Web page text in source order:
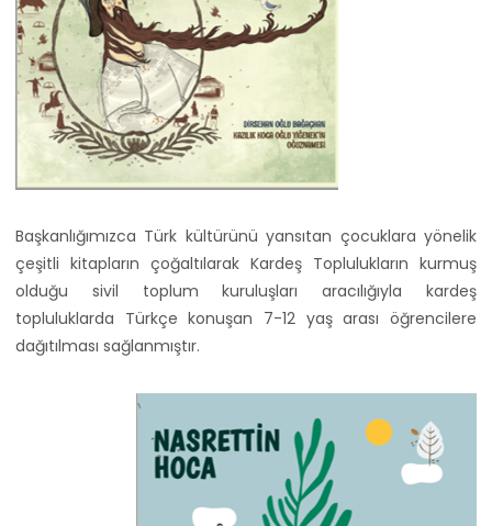
Başkanlığımızca Türk kültürünü yansıtan çocuklara yönelik
çeşitli kitapların çoğaltılarak Kardeş Toplulukların kurmuş
olduğu sivil toplum kuruluşları aracılığıyla kardeş
topluluklarda Türkçe konuşan 7-12 yaş arası öğrencilere
dağıtılması sağlanmıştır.